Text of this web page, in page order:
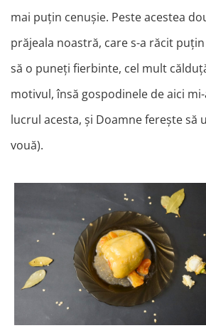
mai puțin cenușie. Peste acestea
prăjeala noastră, care s-a răcit
să o puneți fierbinte, cel mult
motivul, însă gospodinele de aici
lucrul acesta, și Doamne ferește să
vouă).